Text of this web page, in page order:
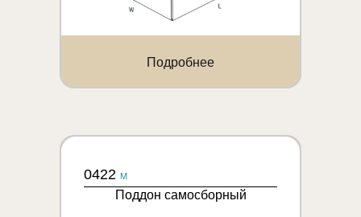
Подробнее
0422 M
Поддон самосборный